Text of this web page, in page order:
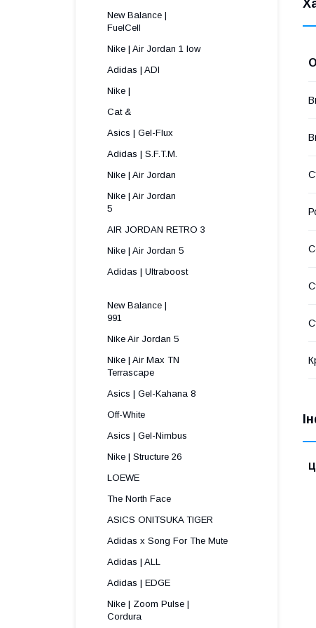
New Balance |
Nike | Air Jordan 1 low
Adidas | ADI
Nike |
Cat &
Asics | Gel-Flux
Adidas | S.F.T.M.
Nike | Air Jordan
Nike | Air Jordan
5
AIR JORDAN RETRO 3
Nike | Air Jordan 5
Adidas | Ultraboost
New Balance |
991
Nike Air Jordan 5
Nike | Air Max TN
Terrascape ​
Asics | Gel-Kahana 8
Off-White
Asics | Gel-Nimbus
Nike | Structure 26
LOEWE
The North Face
ASICS ONITSUKA TIGER
Adidas x Song For The Mute
Adidas | ALL
Adidas | EDGE
Nike | Zoom Pulse |
Cordura ​